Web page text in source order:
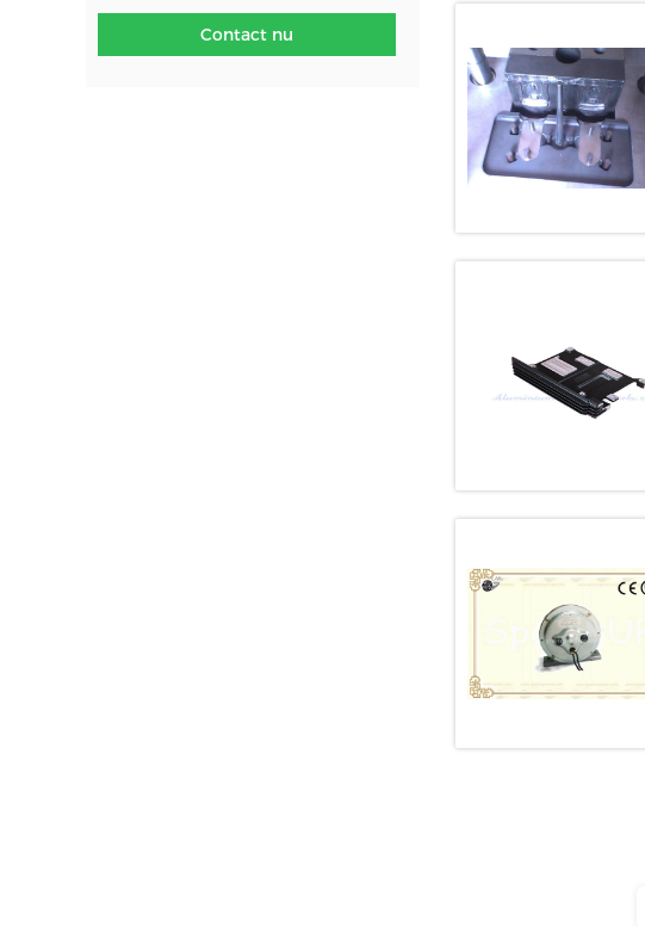
Contact nu